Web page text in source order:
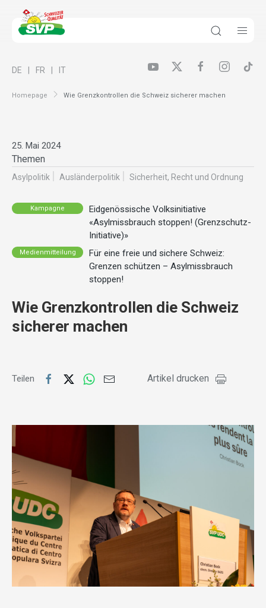
Homepage Wie Grenzkontrollen die Schweiz sicherer machen
DE FR IT
25. Mai 2024
Themen
Asylpolitik Ausländer­politik Sicherheit, Recht und Ordnung
Kampagne
Eidgenössische Volksinitiative
«Asylmissbrauch stoppen! (Grenzschutz-
Initiative)»
Medienmitteilung
Für eine freie und sichere Schweiz:
Grenzen schützen – Asylmissbrauch
stoppen!
Wie Grenzkontrollen die Schweiz
sicherer machen
Teilen Artikel drucken